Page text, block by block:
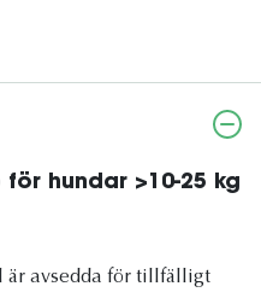
hundar >10-25 kg
är avsedda för tillfälligt